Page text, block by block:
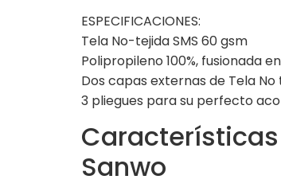
ESPECIFICACIONES:
Tela No-tejida SMS 60 gsm
Polipropileno 100%, fusionada
Dos capas externas de Tela
3 pliegues para su perfecto
Sanwo